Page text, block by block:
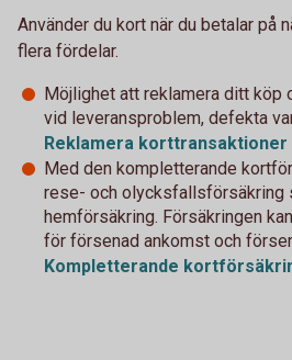
Använder du kort när du betalar på
flera fördelar.
Möjlighet att reklamera ditt köp
vid leveransproblem, defekta
Reklamera korttransaktioner
Med den kompletterande
rese- och olycksfallsförsäkring
hemförsäkring. Försäkringen
för försenad ankomst och
Kompletterande